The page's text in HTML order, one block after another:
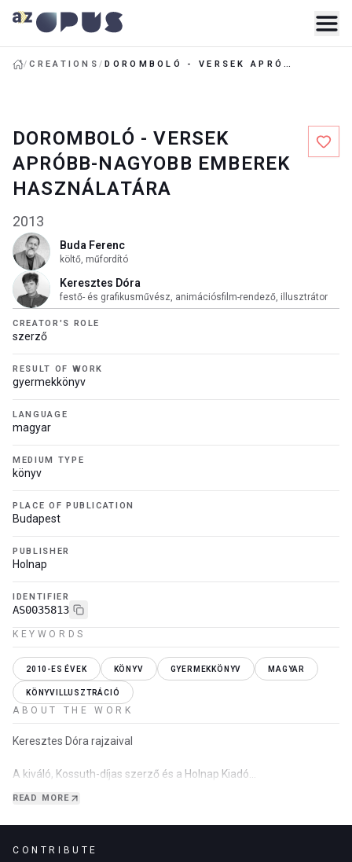
/CREATIONS/ DOROMBOLÓ - VERSEK APRÓBB-NAGYOBB EMBEREK HASZNÁLATÁRA
DOROMBOLÓ - VERSEK
APRÓBB-NAGYOBB EMBEREK
HASZNÁLATÁRA
2013
Buda Ferenc
költő, műfordító
Keresztes Dóra
festő- és grafikusművész, animációsfilm-rendező, illusztrátor
CREATOR'S ROLE
szerző
RESULT OF WORK
gyermekkönyv
LANGUAGE
magyar
MEDIUM TYPE
könyv
PLACE OF PUBLICATION
Budapest
PUBLISHER
Holnap
IDENTIFIER
AS0035813
KEYWORDS
2010-ES ÉVEK KÖNYV GYERMEKKÖNYV MAGYAR
KÖNYVILLUSZTRÁCIÓ
ABOUT THE WORK
Keresztes Dóra rajzaival
A kiváló, Kossuth-díjas szerző és a Holnap Kiadó
„nagyapaság” világát is…
READ MORE
CONTRIBUTE